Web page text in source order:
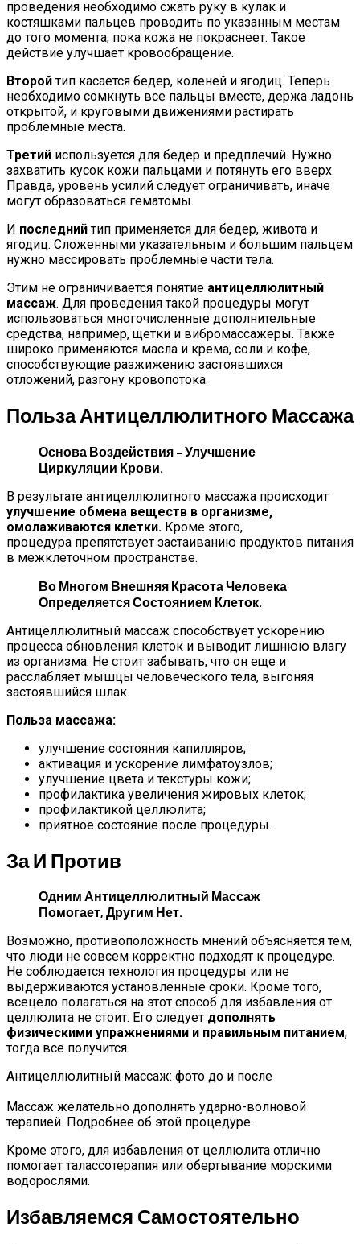
проведения необходимо сжать руку в кулак и
костяшками пальцев проводить по указанным местам
до того момента, пока кожа не покраснеет. Такое
действие улучшает кровообращение.
Второйтип касается бедер, коленей и ягодиц. Теперь
необходимо сомкнуть все пальцы вместе, держа ладонь
открытой, и круговыми движениями растирать
проблемные места.
Третий используется для бедер и предплечий. Нужно
захватить кусок кожи пальцами и потянуть его вверх.
Правда, уровень усилий следует ограничивать, иначе
могут образоваться гематомы.
И последнийтип применяется для бедер, живота и
ягодиц. Сложенными указательным и большим пальцем
нужно массировать проблемные части тела.
Этим не ограничивается понятие антицеллюлитный
массаж. Для проведения такой процедуры могут
использоваться многочисленные дополнительные
средства, например, щетки и вибромассажеры. Также
широко применяются масла и крема, соли и кофе,
способствующие разжижению застоявшихся
отложений, разгону кровопотока.
Польза Антицеллюлитного Массажа
Основа Воздействия – Улучшение
Циркуляции Крови.
В результате антицеллюлитного массажа происходит
улучшение обмена веществ в организме,
омолаживаются клетки. Кроме этого,
процедура препятствует застаиванию продуктов питания
в межклеточном пространстве.
Во Многом Внешняя Красота Человека
Определяется Состоянием Клеток.
Антицеллюлитный массаж способствует ускорению
процесса обновления клеток и выводит лишнюю влагу
из организма. Не стоит забывать, что он еще и
расслабляет мышцы человеческого тела, выгоняя
застоявшийся шлак.
Польза массажа:
улучшение состояния капилляров;
активация и ускорение лимфатоузлов;
улучшение цвета и текстуры кожи;
профилактика увеличения жировых клеток;
профилактикой целлюлита;
приятное состояние после процедуры.
За И Против
Одним Антицеллюлитный Массаж
Помогает, Другим Нет.
Возможно, противоположность мнений объясняется тем,
что люди не совсем корректно подходят к процедуре.
Не соблюдается технология процедуры или не
выдерживаются установленные сроки. Кроме того,
всецело полагаться на этот способ для избавления от
целлюлита не стоит. Его следует дополнять
физическими упражнениями и правильным питанием,
тогда все получится.
Антицеллюлитный массаж: фото до и после
Массаж желательно дополнять ударно-волновой
терапией. Подробнее об этой процедуре.
Кроме этого, для избавления от целлюлита отлично
помогает талассотерапия или обертывание морскими
водорослями.
Избавляемся Самостоятельно